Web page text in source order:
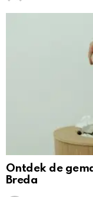
Ontdek de
Breda